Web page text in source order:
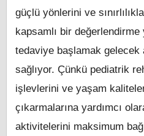
güçlü yönlerini ve
kapsamlı bir değerlendirme
tedaviye başlamak gelecek
sağlıyor. Çünkü pediatrik
işlevlerini ve yaşam
çıkarmalarına yardımcı
aktivitelerini maksimum